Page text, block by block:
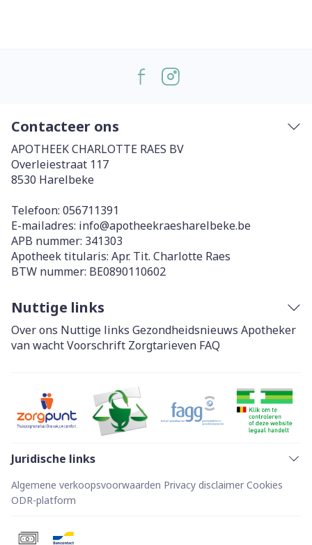
Contacteer ons
APOTHEEK CHARLOTTE RAES BV
Overleiestraat 117
8530 Harelbeke
Telefoon: 056711391
E-mailadres: info@apotheekraesharelbeke.be
APB nummer: 341303
Apotheek titularis: Apr. Tit. Charlotte Raes
BTW nummer: BE0890110602
Nuttige links
Over ons Nuttige links Gezondheidsnieuws Apotheker
van wachtVoorschrift Zorgtarieven FAQ
Juridische links
Algemene verkoopsvoorwaarden Privacy disclaimer Cookies
ODR-platform